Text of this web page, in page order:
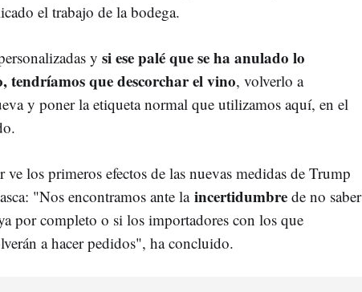
el trabajo de la bodega.
y si ese palé que se ha anulado lo
tendríamos que descorchar el vino, volverlo a
y poner la etiqueta normal que utilizamos aquí, en el
ve los primeros efectos de las nuevas medidas de Trump
"Nos encontramos ante laincertidumbre de no saber
por completo o si los importadores con los que
a hacer pedidos", ha concluido.